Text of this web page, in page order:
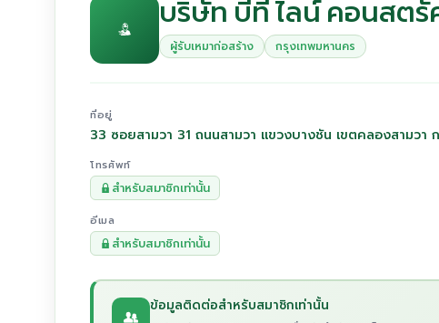
บริษัท บีที ไลน์ คอนสตรั
ผู้รับเหมาก่อสร้าง กรุงเทพมหานคร
ที่อยู่
33 ซอยสามวา 31 ถนนสามวา แขวงบางชัน เขตคลองสามวา
โทรศัพท์
สำหรับสมาชิกเท่านั้น
อีเมล
สำหรับสมาชิกเท่านั้น
ข้อมูลติดต่อสำหรับสมาชิกเท่านั้น